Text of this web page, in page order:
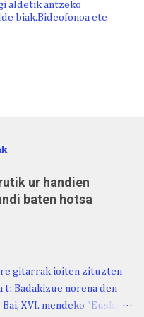
aldetik antzeko
biak.Bideofonoa ete
ur handien
baten hotsa
gitarrak ioiten zituzten
Badakizue norena den
XVI. mendeko "Euskara